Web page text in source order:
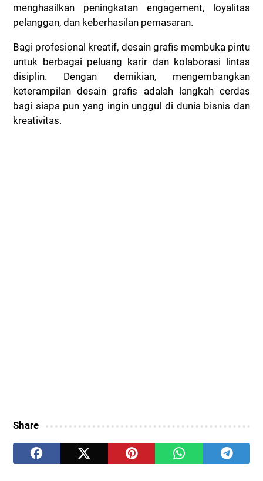
menghasilkan peningkatan engagement, loyalitas
pelanggan, dan keberhasilan pemasaran.
Bagi profesional kreatif, desain grafis membuka pintu
untuk berbagai peluang karir dan kolaborasi lintas
disiplin. Dengan demikian, mengembangkan
keterampilan desain grafis adalah langkah cerdas
bagi siapa pun yang ingin unggul di dunia bisnis dan
kreativitas.
Share